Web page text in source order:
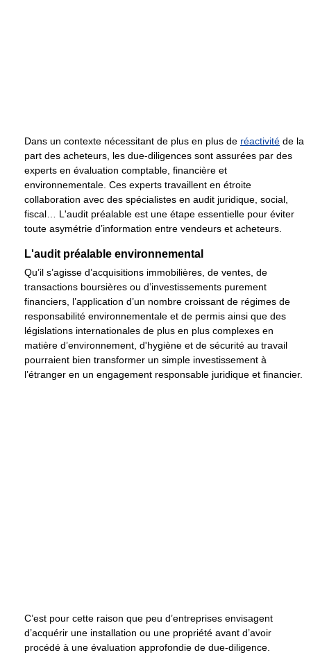
Dans un contexte nécessitant de plus en plus de réactivité de la
part des acheteurs, les due-diligences sont assurées par des
experts en évaluation comptable, financière et
environnementale. Ces experts travaillent en étroite
collaboration avec des spécialistes en audit juridique, social,
fiscal… L'audit préalable est une étape essentielle pour éviter
toute asymétrie d’information entre vendeurs et acheteurs.
L'audit préalable environnemental
Qu’il s’agisse d’acquisitions immobilières, de ventes, de
transactions boursières ou d’investissements purement
financiers, l’application d’un nombre croissant de régimes de
responsabilité environnementale et de permis ainsi que des
législations internationales de plus en plus complexes en
matière d’environnement, d'hygiène et de sécurité au travail
pourraient bien transformer un simple investissement à
l’étranger en un engagement responsable juridique et financier.
C’est pour cette raison que peu d’entreprises envisagent
d’acquérir une installation ou une propriété avant d’avoir
procédé à une évaluation approfondie de due-diligence.